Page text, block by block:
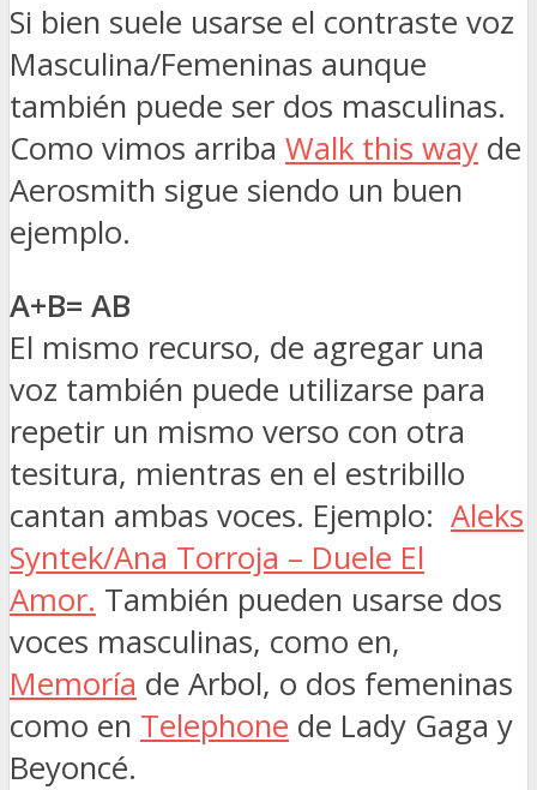
Si bien suele usarse el contraste voz
Masculina/Femeninas aunque
también puede ser dos masculinas.
Como vimos arriba Walk this way de
Aerosmith sigue siendo un buen
ejemplo.
A+B= AB
El mismo recurso, de agregar una
voz también puede utilizarse para
repetir un mismo verso con otra
tesitura, mientras en el estribillo
cantan ambas voces. Ejemplo: Aleks
Syntek/Ana Torroja – Duele El
Amor. También pueden usarse dos
voces masculinas, como en,
Memoría de Arbol, o dos femeninas
como en Telephone de Lady Gaga y
Beyoncé.